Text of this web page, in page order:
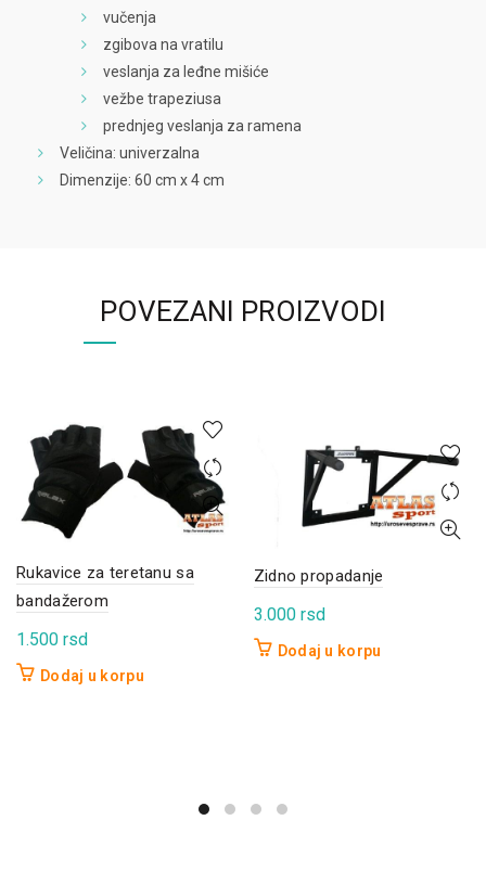
vučenja
zgibova na vratilu
veslanja za leđne mišiće
vežbe trapeziusa
prednjeg veslanja za ramena
Veličina: univerzalna
Dimenzije: 60 cm x 4 cm
POVEZANI PROIZVODI
Rukavice za teretanu sa
bandažerom
1.500 rsd
Dodaj u korpu
Zidno propadanje
3.000 rsd
Dodaj u korpu